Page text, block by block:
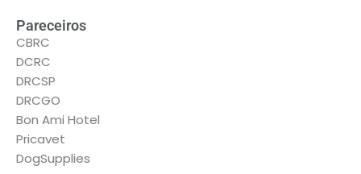
Pareceiros
CBRC
DCRC
DRCSP
DRCGO
Bon Ami Hotel
Pricavet
DogSupplies